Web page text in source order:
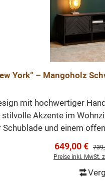
York“ – Mangoholz
mit hochwertiger
Akzente im
und einem
und Funktion perfekt
649,00 €
Preise inkl. MwSt.